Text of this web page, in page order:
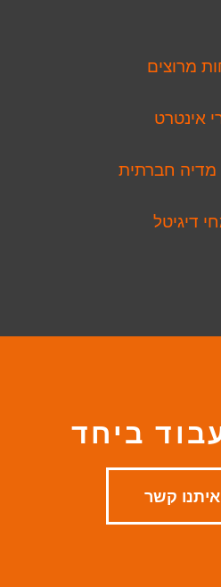
מרוצים
אינטרט
מדיה חברתית
דיגיטל
ביחד
קשר